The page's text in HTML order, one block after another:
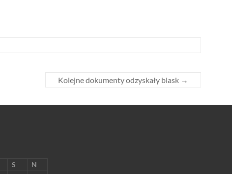
Kolejne dokumenty odzyskały blask →
S
N